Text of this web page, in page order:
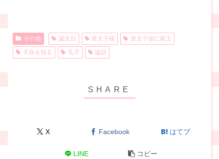
その他 誕生日 皇太子様
皇太子徳仁親王
天命を知る
孔子 論語
X Facebook はてブ
LINE コピー